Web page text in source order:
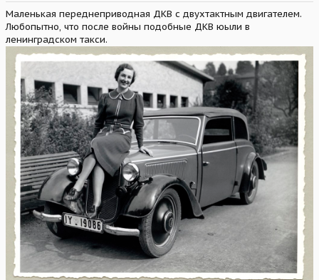
Маленькая переднеприводная ДКВ с двухтактным двигателем.
Любопытно, что после войны подобные ДКВ юыли в
ленинградском такси.